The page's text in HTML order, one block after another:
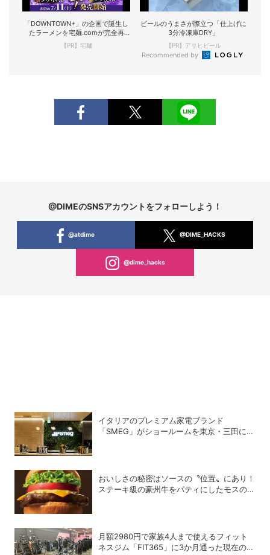
「DOWNTOWN+」の企画で誕生し
たラーメンを宅麺.comが完全再
現！
【PR】宅麺
ビールのうまさが際立つ「仕上げに
3分冷凍庫DRY」
【PR】アサヒビール
Recommended by
@DIMEのSNSアカウントをフォローしよう！
@atdime @DIME_HACKS
@dime_hacks
イタリアのプレミアム家電ブランド
「SMEG」がショールームを東京・三田にオ
おいしさの秘密はソースの〝位置〟にあり！
ステーキ級の豪州牛をパティにしたモスの
月額2980円で家族4人まで使えるフィット
ネスジム「FIT365」に3か月通った現在のリ